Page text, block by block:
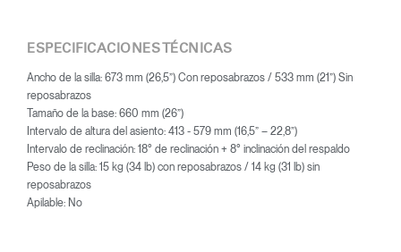
ESPECIFICACIONES TÉCNICAS
Ancho de la silla: 673 mm (26,5”) Con reposabrazos / 533 mm (21”) Sin
reposabrazos
Tamaño de la base: 660 mm (26”)
Intervalo de altura del asiento: 413 - 579 mm (16,5” – 22,8”)
Intervalo de reclinación: 18° de reclinación + 8° inclinación del respaldo
Peso de la silla: 15 kg (34 lb) con reposabrazos / 14 kg (31 lb) sin
reposabrazos
Apilable: No